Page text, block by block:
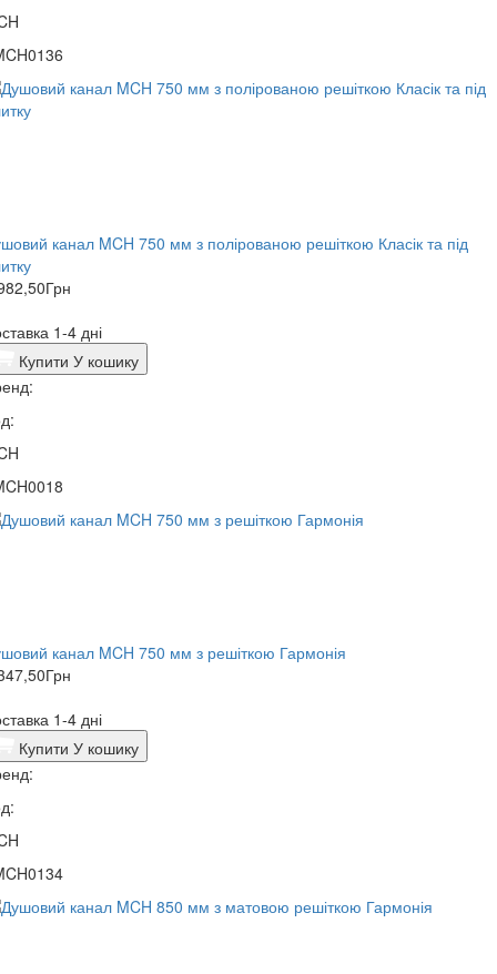
канал MCH 750 мм з полірованою решіткою Класік та під
Грн
1-4 дні
Купити У кошику
канал MCH 750 мм з решіткою Гармонія
Грн
1-4 дні
Купити У кошику